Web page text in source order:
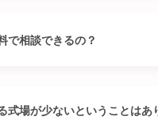
で相談できるの？
式場が少ないということはあ